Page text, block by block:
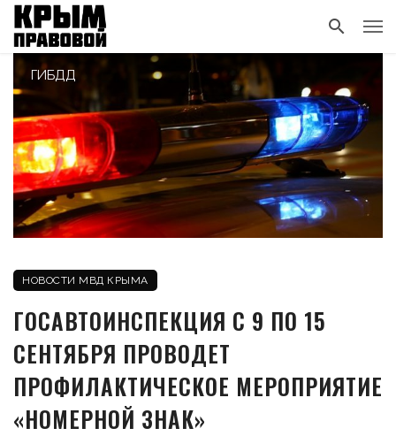
ГИБДД
НОВОСТИ МВД КРЫМА
ГОСАВТОИНСПЕКЦИЯ С 9 ПО 15
СЕНТЯБРЯ ПРОВОДЕТ
ПРОФИЛАКТИЧЕСКОЕ МЕРОПРИЯТИЕ
«НОМЕРНОЙ ЗНАК»